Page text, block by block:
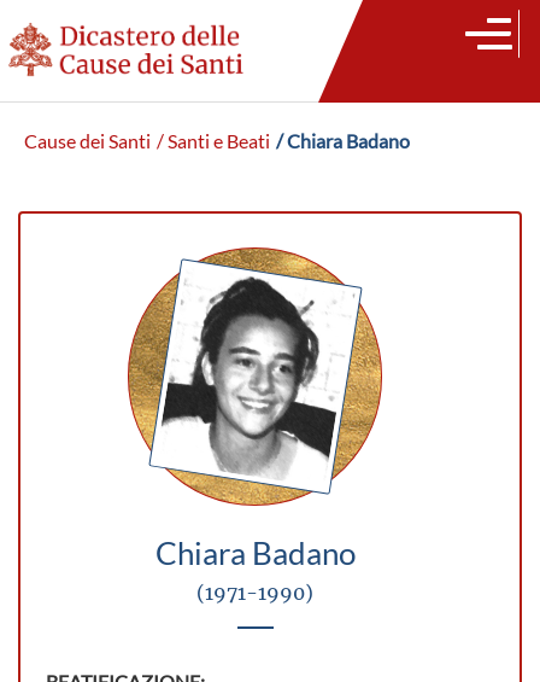
Cause dei Santi / Santi e Beati / Chiara Badano
Chiara Badano
(1971-1990)